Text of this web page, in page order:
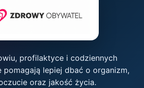
profilaktyce i codziennych
lepiej dbać o organizm,
oraz jakość życia.